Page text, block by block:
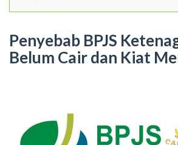
Penyebab BPJS
Belum Cair dan Kiat